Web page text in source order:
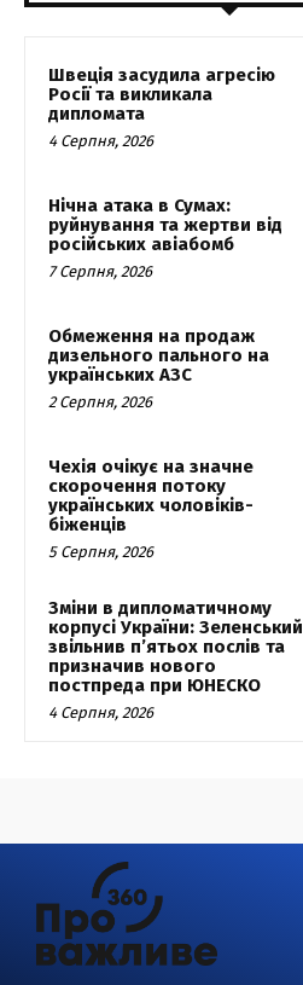
Швеція засудила агресію
Росії та викликала
дипломата
4 Серпня, 2026
Нічна атака в Сумах:
руйнування та жертви від
російських авіабомб
7 Серпня, 2026
Обмеження на продаж
дизельного пального на
українських АЗС
2 Серпня, 2026
Чехія очікує на значне
скорочення потоку
українських чоловіків-
біженців
5 Серпня, 2026
Зміни в дипломатичному
корпусі України: Зеленський
звільнив п’ятьох послів та
призначив нового
постпреда при ЮНЕСКО
4 Серпня, 2026